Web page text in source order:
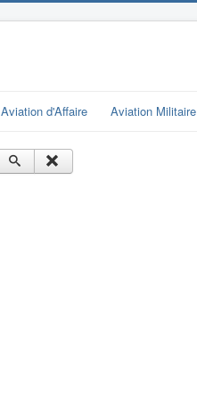
Aviation d'Affaire Aviation Militaire